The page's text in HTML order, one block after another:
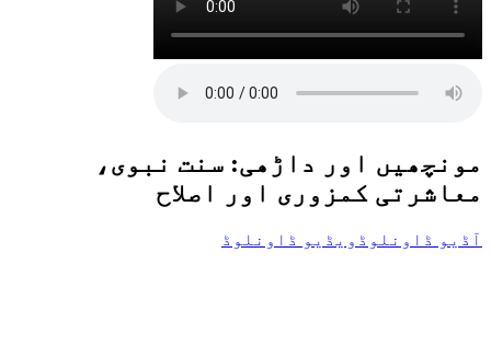
مونچھیں اور داڑھی: سنت نبوی،
معاشرتی کمزوری اور اصلاح
آڈیو ڈاونلوڈ ویڈیو ڈاونلوڈ